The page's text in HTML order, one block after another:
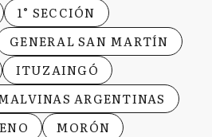
1° SECCIÓN
GENERAL SAN MARTÍN
ITUZAINGÓ
ARGENTINAS
MORÓN